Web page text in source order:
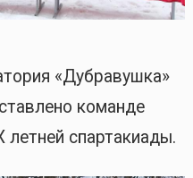
«Дубравушка»
команде
спартакиады.